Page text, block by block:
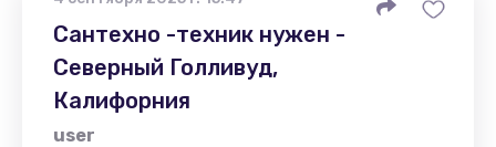
Сантехно -техник нужен -
Северный Голливуд,
Калифорния
user